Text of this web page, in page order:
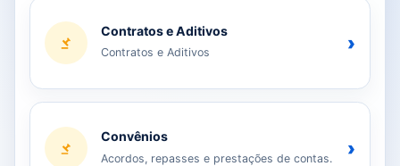
Contratos e Aditivos
Contratos e Aditivos ›
Convênios
Acordos, repasses e prestações de contas. ›